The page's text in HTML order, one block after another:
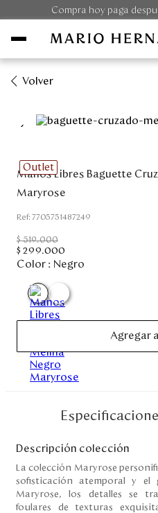
Compra hoy paga
Unisex
Viaje
Colecciones
Outlet
Disney
Mi cuenta
Servicio al cliente
Nuestras Tiendas
Volver
Outlet
Manos Libres Baguette
Maryrose
:7705751487249
$ 519.000
$ 299.000
Color : Negro
Agregar
Descripción colección
La colección Maryrose
sofisticación atemporal y el
Maryrose, los detalles se
foulares de texturas